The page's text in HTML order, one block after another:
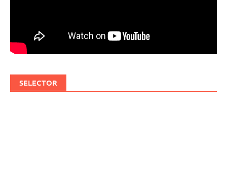
SELECTOR